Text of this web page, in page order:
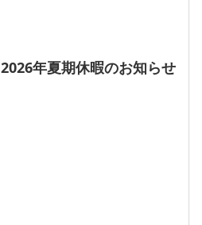
2026年夏期休暇のお知らせ